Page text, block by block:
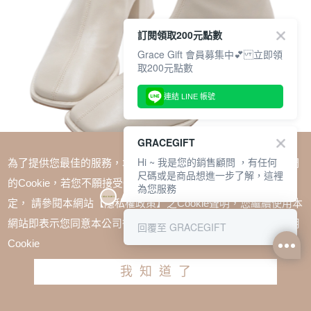
韓系素面車線方跟短靴 米白
為了提供您最佳的服務，本網站會在您的電腦中放置並取用我們
的Cookie，若您不願接受Cookie時應如何變更電腦的Cookie設
定， 請參閱本網站【隱私權政策】之Cookie聲明，您繼續使用本
網站即表示您同意本公司得按本網站使用條款之Cookie聲明使用
Cookie
我知道了
訂閱領取200元點數
Grace Gift 會員募集中💕 立即領
取200元點數
連結 LINE 帳號
GRACEGIFT
Hi ~ 我是您的銷售顧問 ，有任何
尺碼或是商品想進一步了解，這裡
為您服務
回覆至 GRACEGIFT